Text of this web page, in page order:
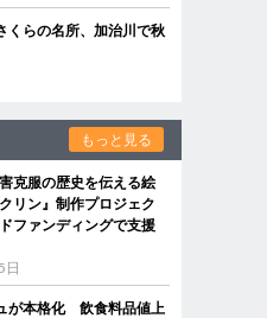
くらの名所、加治川で秋
もっと見る
克服の歴史を伝える絵
リン』制作プロジェク
ファンディングで支援
日
が本格化 飲食料品値上